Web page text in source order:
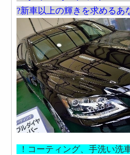
?新車以上の輝きを求めるあ
！ コーティング、手洗い洗